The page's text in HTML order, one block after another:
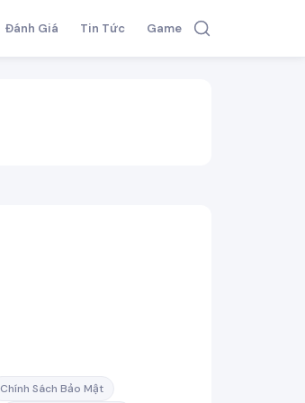
Đánh Giá Tin Tức Game
Chính Sách Bảo Mật